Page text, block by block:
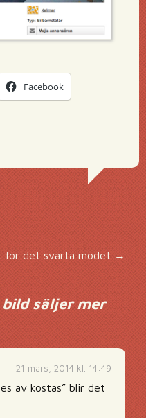
Facebook
för det svarta modet →
bild säljer mer
21 mars, 2014 kl. 14:49
av kostas” blir det